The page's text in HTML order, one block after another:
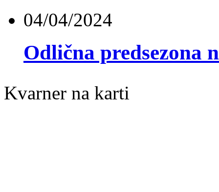
04/04/2024
Odlična predsezona
Kvarner na karti